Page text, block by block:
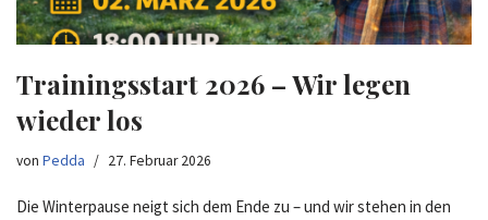
Trainingsstart 2026 – Wir legen
wieder los
von Pedda 27. Februar 2026
Die Winterpause neigt sich dem Ende zu – und wir stehen in den